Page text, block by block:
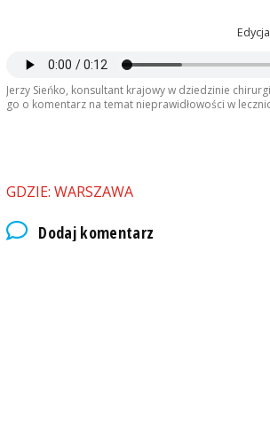
Jerzy Sieńko, konsultant krajowy w dziedzinie
go o komentarz na temat nieprawidłowości w
GDZIE: WARSZAWA
Dodaj komentarz